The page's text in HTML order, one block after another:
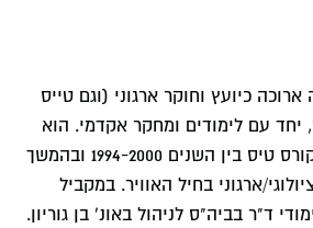
ארוכה כיועץ וחוקר ארגוני (וגם טייס
יחד עם לימודים ומחקר אקדמי. הוא
שירת כיועץ ארגוני בקורס טיס בין השנים 1994-2000 ובהמשך
ארגוני בחיל האוויר. במקביל
בשנת 2005 לימודי ד"ר בביה"ס לניהול באונ' בן גוריון.